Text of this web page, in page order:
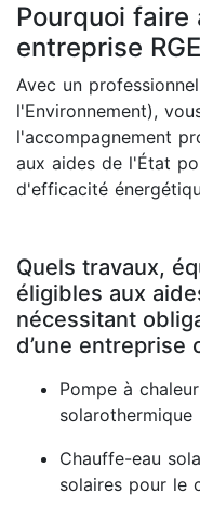
Pourquoi faire
entreprise
Avec un
l'Environnement),
l'accompagnement
aux aides de l'État
d'efficacité
Quels travaux,
éligibles aux
nécessitant
d’une entreprise
Pompe à
solarothermique
Chauffe-eau
solaires pour le